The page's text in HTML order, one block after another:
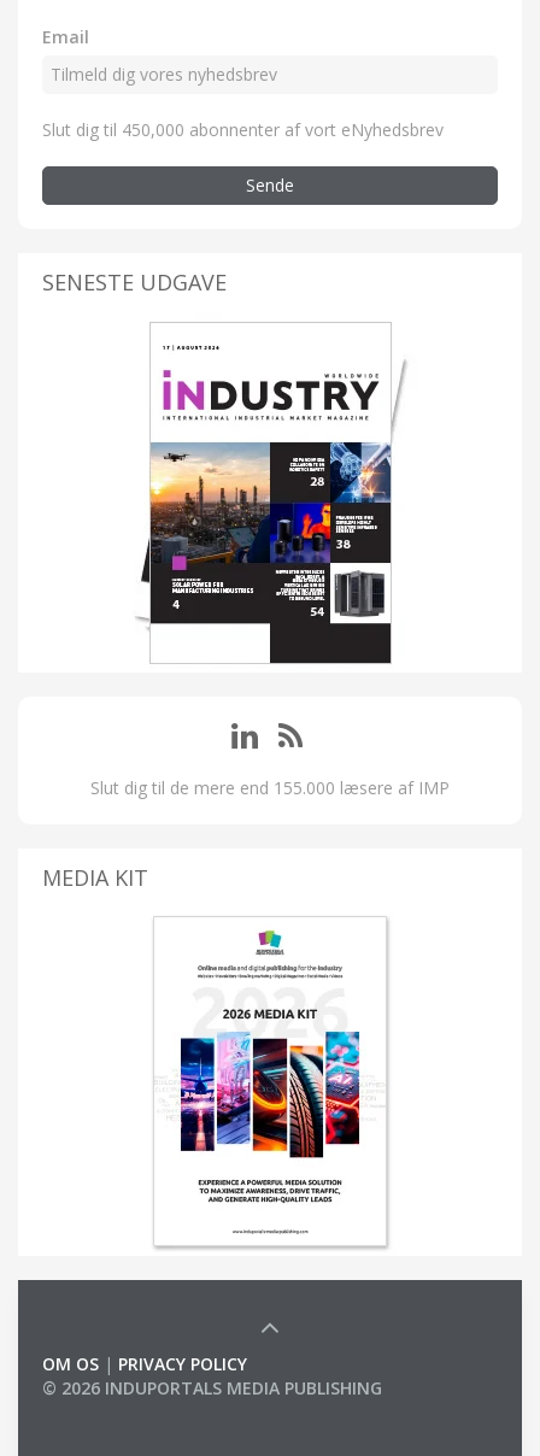
Email
Slut dig til 450,000 abonnenter af vort eNyhedsbrev
Sende
SENESTE UDGAVE
Slut dig til de mere end 155.000 læsere af IMP
MEDIA KIT
OM OS | PRIVACY POLICY
© 2026 INDUPORTALS MEDIA PUBLISHING